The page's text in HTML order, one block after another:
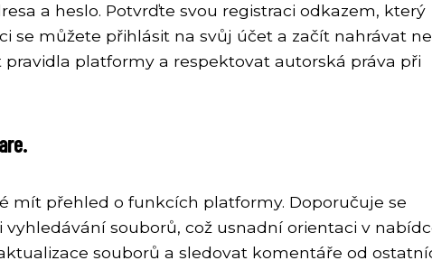
a heslo. Potvrďte svou registraci odkazem, který
se můžete přihlásit na svůj účet a začít nahrávat
platformy a respektovat autorská práva při
mít přehled o funkcích platformy. Doporučuje se
souborů, což usnadní orientaci v
souborů a sledovat komentáře od